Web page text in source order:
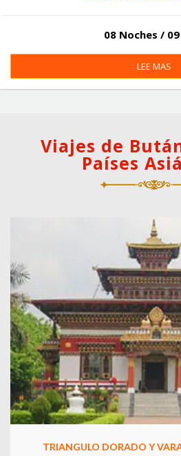
08 Noches /
LEE MAS
Viajes de
Países
TRIANGULO DORADO Y